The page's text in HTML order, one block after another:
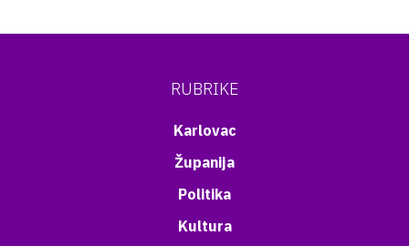
RUBRIKE
Karlovac
Županija
Politika
Kultura